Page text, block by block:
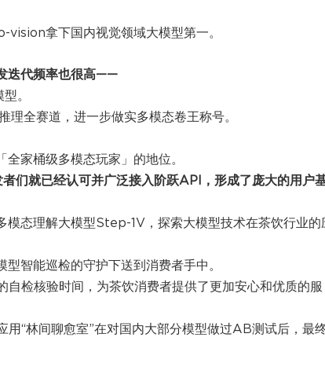
vision拿下国内视觉领域大模型第一。
迭代频率也很高——
。
理全赛道，进一步做实多模态卷王称号。
家桶级多模态玩家」的地位。
们就已经认可并广泛接入阶跃API，形成了庞大的用户
模态理解大模型Step-1V，探索大模型技术在茶饮行业的
智能巡检的守护下送到消费者手中。
检核验时间，为茶饮消费者提供了更加安心和优质的服
用“林间聊愈室”在对国内大部分模型做过AB测试后，最